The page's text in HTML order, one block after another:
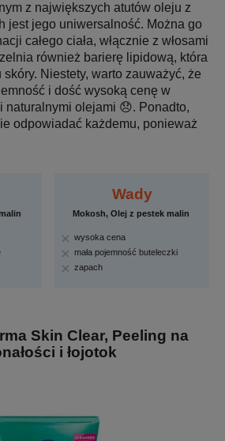
z największych atutów oleju z
jest jego uniwersalność. Można go
całego ciała, włącznie z włosami
również barierę lipidową, która
Niestety, warto zauważyć, że
i dość wysoką cenę w
naturalnymi olejami 😞. Ponadto,
odpowiadać każdemu, ponieważ
Wady
Mokosh, Olej z pestek malin
wysoka cena
mała pojemność buteleczki
zapach
Skin Clear, Peeling na
i łojotok